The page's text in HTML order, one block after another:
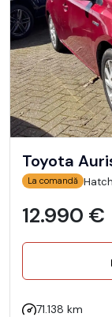
Toyota
La comandă
12.990 €
71.138 km